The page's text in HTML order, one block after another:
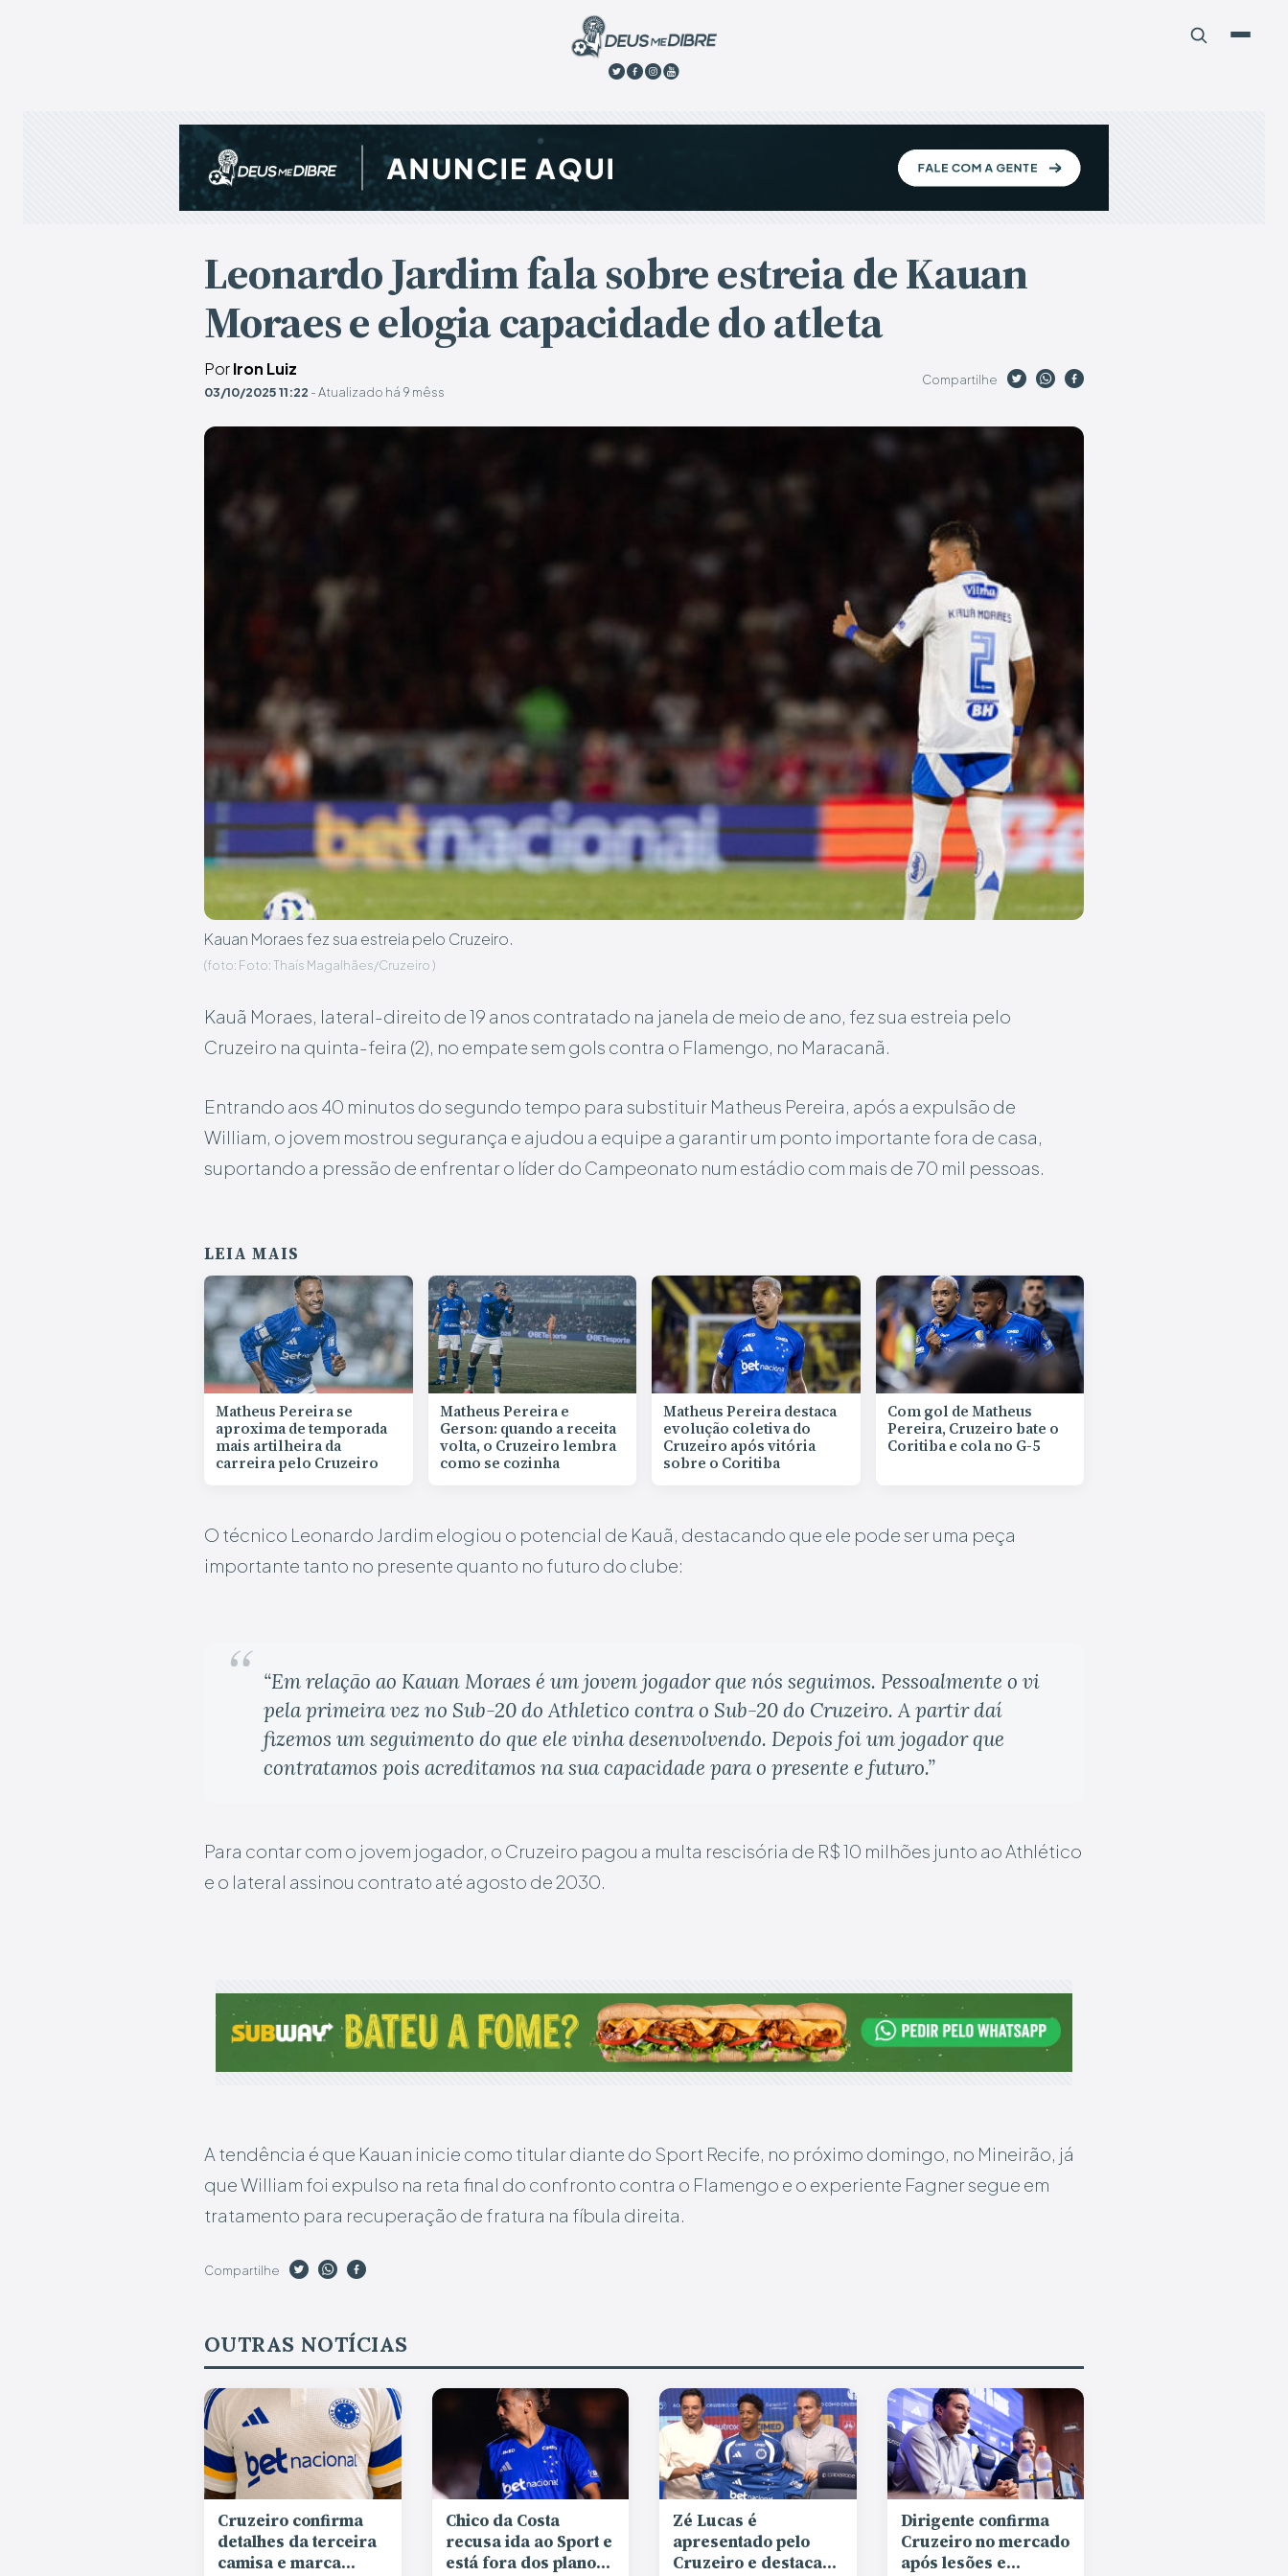
Leonardo Jardim fala sobre estreia de Kauan
Moraes e elogia capacidade do atleta
PorIron Luiz
03/10/2025 11:22 - Atualizado há 9 mêss
Compartilhe
Kauan Moraes fez sua estreia pelo Cruzeiro.
(foto: Foto: Thaís Magalhães/Cruzeiro )
Kauã Moraes, lateral-direito de 19 anos contratado na janela de meio de ano, fez sua estreia pelo
Cruzeiro na quinta-feira (2), no empate sem gols contra o Flamengo, no Maracanã.
Entrando aos 40 minutos do segundo tempo para substituir Matheus Pereira, após a expulsão de
William, o jovem mostrou segurança e ajudou a equipe a garantir um ponto importante fora de casa,
suportando a pressão de enfrentar o líder do Campeonato num estádio com mais de 70 mil pessoas.
LEIA MAIS
Matheus Pereira se
aproxima de temporada
mais artilheira da
carreira pelo Cruzeiro
Matheus Pereira e
Gerson: quando a receita
volta, o Cruzeiro lembra
como se cozinha
Matheus Pereira destaca
evolução coletiva do
Cruzeiro após vitória
sobre o Coritiba
Com gol de Matheus
Pereira, Cruzeiro bate o
Coritiba e cola no G-5
O técnico Leonardo Jardim elogiou o potencial de Kauã, destacando que ele pode ser uma peça
importante tanto no presente quanto no futuro do clube:
“Em relação ao Kauan Moraes é um jovem jogador que nós seguimos. Pessoalmente o vi
pela primeira vez no Sub-20 do Athletico contra o Sub-20 do Cruzeiro. A partir daí
fizemos um seguimento do que ele vinha desenvolvendo. Depois foi um jogador que
contratamos pois acreditamos na sua capacidade para o presente e futuro.”
Para contar com o jovem jogador, o Cruzeiro pagou a multa rescisória de R$ 10 milhões junto ao Athlético
e o lateral assinou contrato até agosto de 2030.
A tendência é que Kauan inicie como titular diante do Sport Recife, no próximo domingo, no Mineirão, já
que William foi expulso na reta final do confronto contra o Flamengo e o experiente Fagner segue em
tratamento para recuperação de fratura na fíbula direita.
Compartilhe
OUTRAS NOTÍCIAS
Cruzeiro confirma
detalhes da terceira
camisa e marca
Chico da Costa
recusa ida ao Sport e
está fora dos planos
Zé Lucas é
apresentado pelo
Cruzeiro e destaca
Dirigente confirma
Cruzeiro no mercado
após lesões e